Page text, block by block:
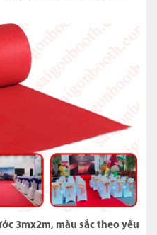
3mx2m, màu sắc theo yêu